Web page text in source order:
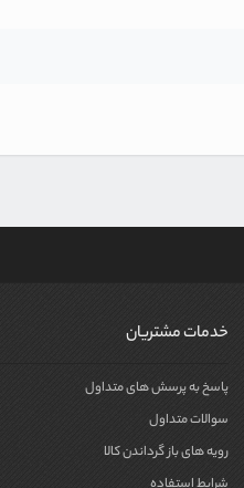
خدمات مشتریان
پاسخ به پرسش های متداول
سوالات متداول
رویه های باز گرداندن کالا